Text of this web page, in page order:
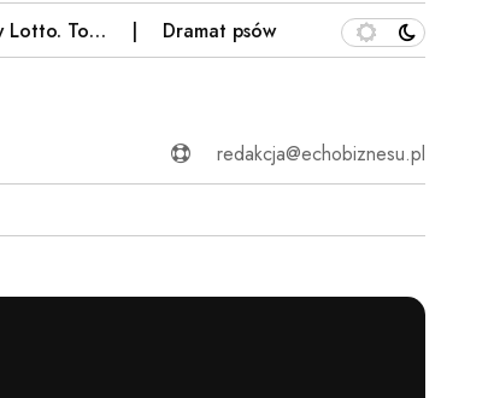
To… Dramat psów w Kielcach. Właściciel
redakcja@echobiznesu.pl